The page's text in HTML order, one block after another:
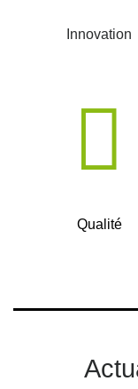
Innovation
Qualité